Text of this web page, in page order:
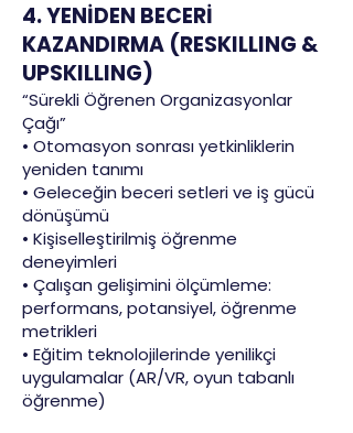
4. YENİDEN BECERİ
KAZANDIRMA (RESKILLING &
UPSKILLING)
“Sürekli Öğrenen Organizasyonlar
Çağı”
• Otomasyon sonrası yetkinliklerin
yeniden tanımı
• Geleceğin beceri setleri ve iş gücü
dönüşümü
• Kişiselleştirilmiş öğrenme
deneyimleri
• Çalışan gelişimini ölçümleme:
performans, potansiyel, öğrenme
metrikleri
• Eğitim teknolojilerinde yenilikçi
uygulamalar (AR/VR, oyun tabanlı
öğrenme)